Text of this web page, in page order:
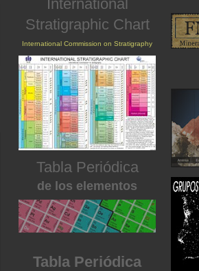
International
Stratigraphic Chart
International Commission on Stratigraphy
Tabla Periódica
de los elementos
Tabla Periódica